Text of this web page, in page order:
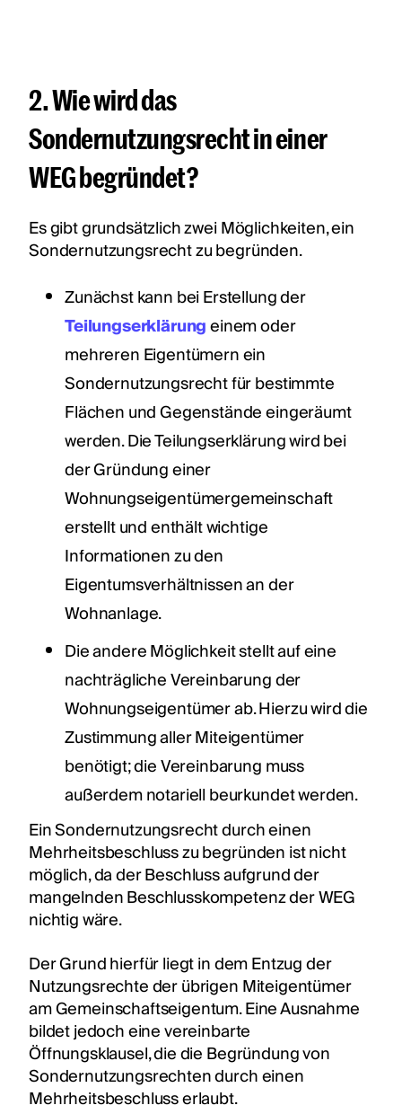
2. Wie wird das
Sondernutzungsrecht in einer
WEG begründet?
Es gibt grundsätzlich zwei Möglichkeiten, ein
Sondernutzungsrecht zu begründen.
Zunächst kann bei Erstellung der
Teilungserklärungeinem oder
mehreren Eigentümern ein
Sondernutzungsrecht für bestimmte
Flächen und Gegenstände eingeräumt
werden. Die Teilungserklärung wird bei
der Gründung einer
Wohnungseigentümergemeinschaft
erstellt und enthält wichtige
Informationen zu den
Eigentumsverhältnissen an der
Wohnanlage.
Die andere Möglichkeit stellt auf eine
nachträgliche Vereinbarung der
Wohnungseigentümer ab. Hierzu wird die
Zustimmung aller Miteigentümer
benötigt; die Vereinbarung muss
außerdem notariell beurkundet werden.
Ein Sondernutzungsrecht durch einen
Mehrheitsbeschluss zu begründen ist nicht
möglich, da der Beschluss aufgrund der
mangelnden Beschlusskompetenz der WEG
nichtig wäre.
Der Grund hierfür liegt in dem Entzug der
Nutzungsrechte der übrigen Miteigentümer
am Gemeinschaftseigentum. Eine Ausnahme
bildet jedoch eine vereinbarte
Öffnungsklausel, die die Begründung von
Sondernutzungsrechten durch einen
Mehrheitsbeschluss erlaubt.